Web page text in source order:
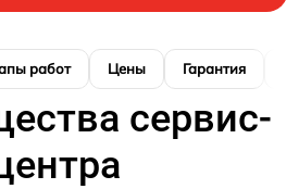
работ Цены Гарантия
сервис-